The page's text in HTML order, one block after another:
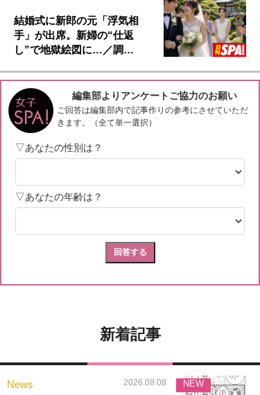
結婚式に新郎の元「浮気相
手」が出席。新婦の“仕返
し”で地獄絵図に…／調…
新着記事
News 2026.08.08 NEW